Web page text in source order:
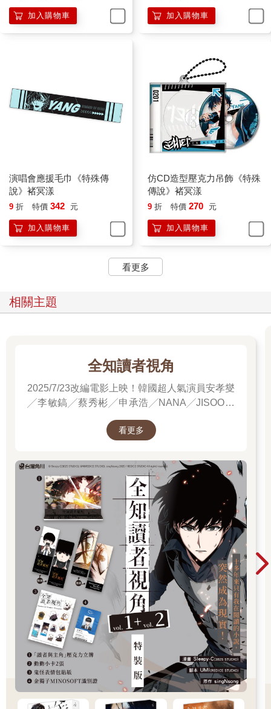
加入購物車 加入購物車
演唱會應援毛巾《特殊傳
說》褚冥漾
9 折 特價 342 元
加入購物車
仿CD造型壓克力吊飾《特殊
傳說》褚冥漾
9 折 特價 270 元
加入購物車
看更多
相關主題
全知讀者視角
2025/7/23改編電影上映！韓國超人氣演員安孝燮
╱李敏鎬╱蔡秀彬╱申承浩╱NANA╱JISOO領
銜主演！進電影院前，先看原著才能當全知讀
看更多